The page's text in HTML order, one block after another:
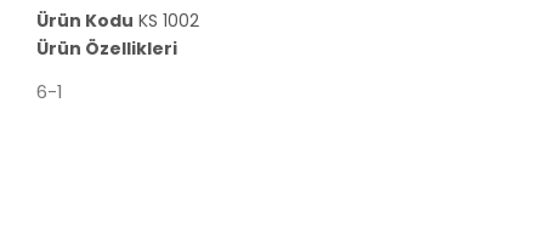
Ürün Kodu KS 1002
Ürün Özellikleri
6-1